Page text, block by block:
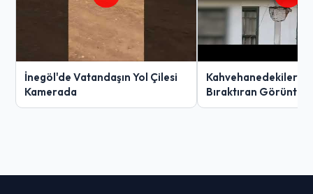
İnegöl'de Vatandaşın Yol Çilesi
Kamerada
Kahvehanedekiler
Bıraktıran Görüntü!